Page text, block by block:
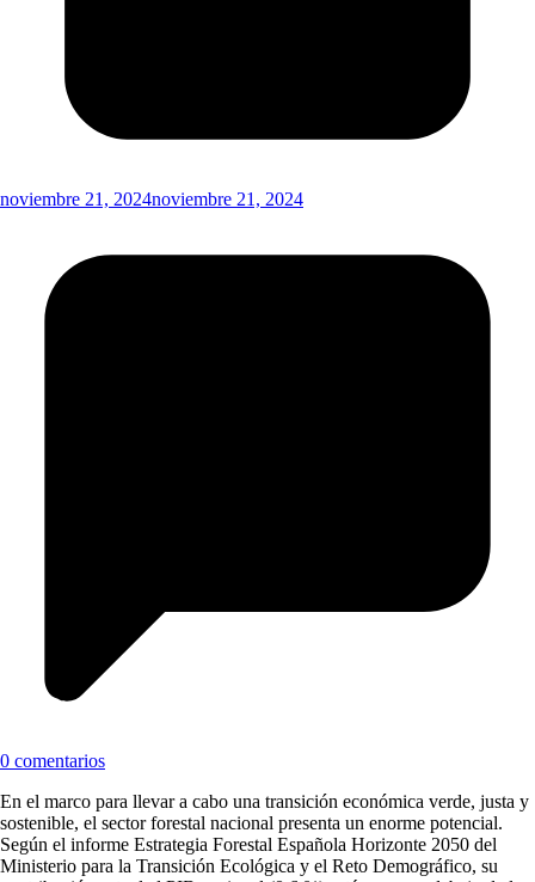
noviembre 21, 2024noviembre 21, 2024
0 comentarios
En el marco para llevar a cabo una transición económica verde, justa y
sostenible, el sector forestal nacional presenta un enorme potencial.
Según el informe Estrategia Forestal Española Horizonte 2050 del
Ministerio para la Transición Ecológica y el Reto Demográfico, su